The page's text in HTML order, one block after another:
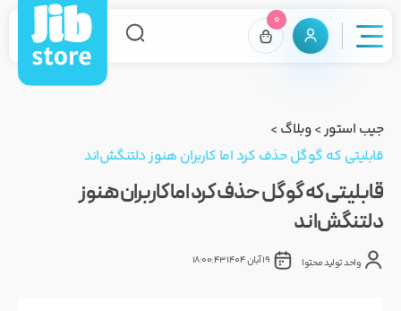
0
جیب استور>وبلاگ >
قابلیتی که گوگل حذف کرد اما کاربران هنوز دلتنگش‌اند
قابلیتی که گوگل حذف کرد اما کاربران هنوز
دلتنگش‌اند
واحد تولید محتوا 19 آبان 1404 18:00:43